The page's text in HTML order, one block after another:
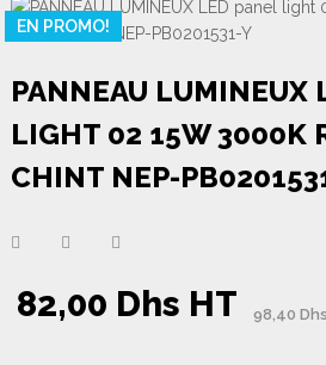
EN PROMO!
PANNEAU LUMINEUX
LIGHT 02 15W 3000K
CHINT NEP-
82,00 Dhs HT 98,40